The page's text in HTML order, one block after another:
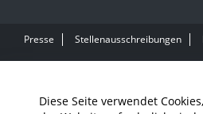
Diese Seite verwendet
Presse Stellenausschreibungen
Impressum Barrierefreiheit